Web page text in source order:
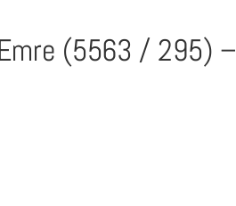
(5563 / 295) –